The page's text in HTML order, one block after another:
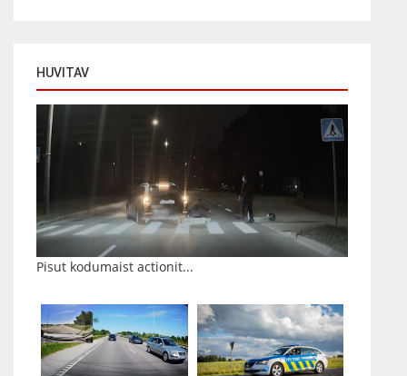
HUVITAV
Pisut kodumaist actionit...